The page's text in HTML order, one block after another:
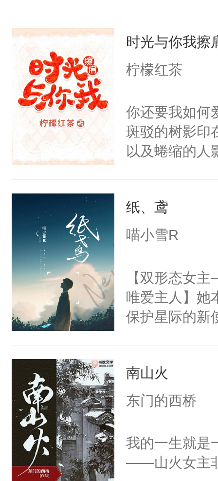
务，上花轿，
依霜为了活命
得安宁，她居
时光与你我擦
柠檬红茶
你还要我如何
斑驳的树影印
以及蜷缩的人
开教室的门，
年，她冲过去
的呼喊和温
…………“我建
他的过敏源似
狠一颤，声音
找不到你了，
念，你踏马说
围，想在人群
人猛推他，眼
念死了？
纸、鸢
喵小雪R
【双形态女
唯爱主人】她
保护星际的新
守护，而不是
中，她跪在地
鸢，乖乖听话
种形态，她们
了邪恶，而
南山火
东门的西桥
我的一生就是
——山火女主